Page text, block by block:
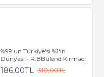
%99'un Türkiye'si %1'in
Dünyası - R.BBülend Kırmacı
186,00TL 310,00TL